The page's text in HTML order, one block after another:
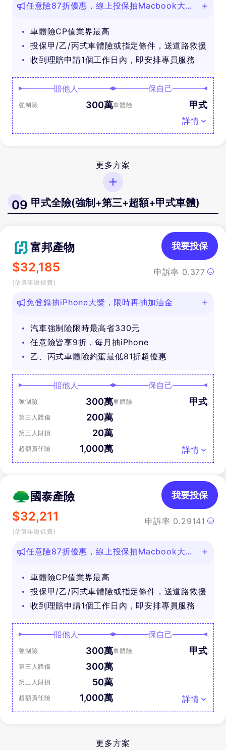
任意險87折優惠，線上投保抽Macbook大
車體險CP值業界最高
投保甲/乙/丙式車體險或指定條件，送道路救援
收到理賠申請1個工作日內，即安排專員服務
賠他人
強制險 300萬
保自己
車體險 甲式
詳情
更多方案
09 甲式全險(強制+第三+超額+甲式車體)
富邦產物
$32,185
(估算年繳保費)
申訴率 0.377
我要投保
免登錄抽iPhone大獎，限時再抽加油金
汽車強制險限時最高省330元
任意險皆享9折，每月抽iPhone
乙、丙式車體險約駕最低81折超優惠
賠他人
強制險 300萬
第三人體傷 200萬
第三人財損 20萬
超額責任險 1,000萬
保自己
車體險 甲式
詳情
國泰產險
$32,211
(估算年繳保費)
申訴率 0.29141
我要投保
任意險87折優惠，線上投保抽Macbook大
車體險CP值業界最高
投保甲/乙/丙式車體險或指定條件，送道路救援
收到理賠申請1個工作日內，即安排專員服務
賠他人
強制險 300萬
第三人體傷 300萬
第三人財損 50萬
超額責任險 1,000萬
保自己
車體險 甲式
詳情
更多方案